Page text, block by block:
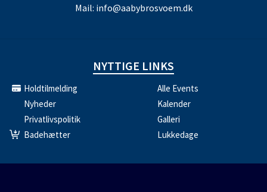
Mail: info@aabybrosvoem.dk
NYTTIGE LINKS
Holdtilmelding
Alle Events
Nyheder
Kalender
Privatlivspolitik
Galleri
Badehætter
Lukkedage